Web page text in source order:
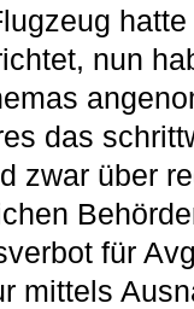
nun
das
zwar über
für
mittels